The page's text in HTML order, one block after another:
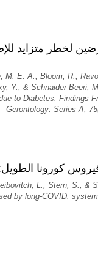
لخطر
M. E. A., Bloom, R.,
Y., & Schnaider Beeri,
to Diabetes: Findings
Gerontology: Series A,
كورونا الطويل:
L., Stern, S., &
by long‑COVID: